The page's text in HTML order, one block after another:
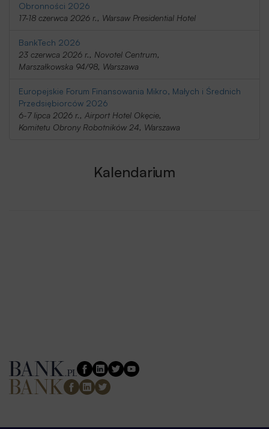
Obronności 2026
17-18 czerwca 2026 r., Warsaw Presidential Hotel
BankTech 2026
23 czerwca 2026 r., Novotel Centrum,
Marszałkowska 94/98, Warszawa
Europejskie Forum Finansowania Mikro, Małych i Średnich
Przedsiębiorców 2026
6-7 lipca 2026 r., Airport Hotel Okęcie,
Komitetu Obrony Robotników 24, Warszawa
Kalendarium